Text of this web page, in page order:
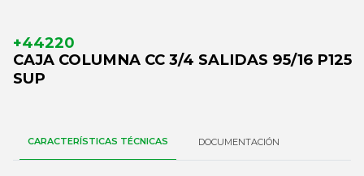
+44220
CAJA COLUMNA CC 3/4 SALIDAS 95/16 P125
SUP
CARACTERÍSTICAS TÉCNICAS DOCUMENTACIÓN